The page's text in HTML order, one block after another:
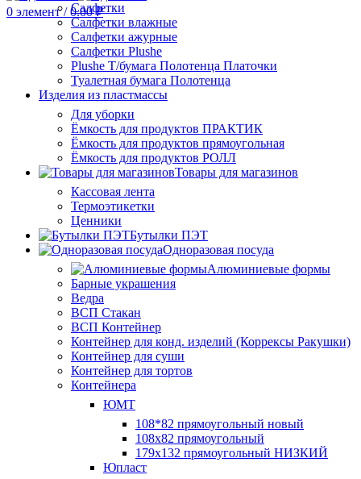
0 элемент / 0.00₽
Салфетки
Салфетки влажные
Салфетки ажурные
Салфетки Plushe
Plushe Т/бумага Полотенца Платочки
Туалетная бумага Полотенца
Изделия из пластмассы
Для уборки
Ёмкость для продуктов ПРАКТИК
Ёмкость для продуктов прямоугольная
Ёмкость для продуктов РОЛЛ
Товары для магазинов
Кассовая лента
Термоэтикетки
Ценники
Бутылки ПЭТ
Одноразовая посуда
Алюминиевые формы
Барные украшения
Ведра
ВСП Стакан
ВСП Контейнер
Контейнер для конд. изделий (Коррексы Ракушки)
Контейнер для суши
Контейнер для тортов
Контейнера
ЮМТ
108*82 прямоугольный новый
108х82 прямоугольный
179х132 прямоугольный НИЗКИЙ
Юпласт